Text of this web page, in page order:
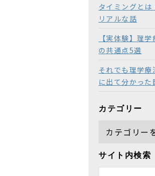
タイミングとは
リアルな話
【実体験】理
の共通点5選
それでも理学
に出て分かった
カテゴリー
サイト内検索